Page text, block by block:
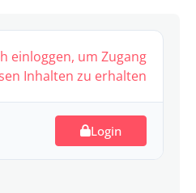
einloggen, um Zugang
Inhalten zu erhalten
Login